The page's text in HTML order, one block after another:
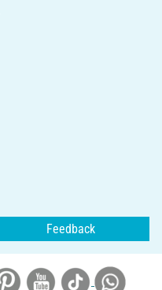
Feedback